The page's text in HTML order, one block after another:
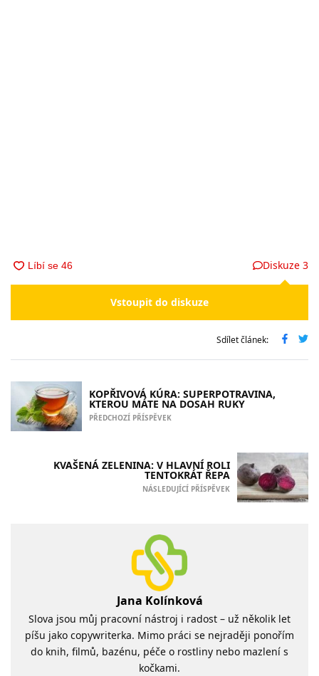
Diskuze 3
Vstoupit do diskuze
Sdílet článek:
KOPŘIVOVÁ KÚRA: SUPERPOTRAVINA,
KTEROU MÁTE NA DOSAH RUKY
PŘEDCHOZÍ PŘÍSPĚVEK
KVAŠENÁ ZELENINA: V HLAVNÍ ROLI
TENTOKRÁT ŘEPA
NÁSLEDUJÍCÍ PŘÍSPĚVEK
Jana Kolínková
Slova jsou můj pracovní nástroj i radost – už několik let
píšu jako copywriterka. Mimo práci se nejraději ponořím
do knih, filmů, bazénu, péče o rostliny nebo mazlení s
kočkami.